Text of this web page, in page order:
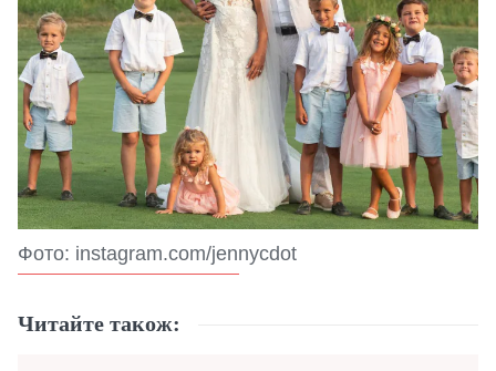
Фото: instagram.com/jennycdot
Читайте також: